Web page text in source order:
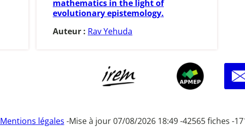
mathematics in the light of
evolutionary epistemology.
Auteur : Rav Yehuda
Mentions légales -Mise à jour 07/08/2026 18:49 -42565 fiches -